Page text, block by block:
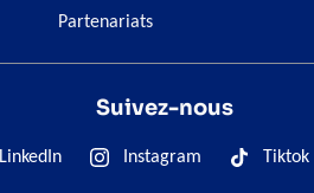
Partenariats
Suivez-nous
LinkedIn Instagram Tiktok